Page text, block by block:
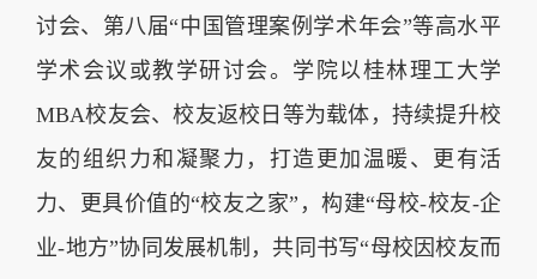
讨会、第八届“中国管理案例学术年会”等高水平
学术会议或教学研讨会。学院以桂林理工大学
MBA校友会、校友返校日等为载体，持续提升校
友的组织力和凝聚力，打造更加温暖、更有活
力、更具价值的“校友之家”，构建“母校-校友-企
业-地方”协同发展机制，共同书写“母校因校友而